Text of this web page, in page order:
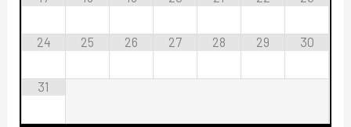
24 25 26 27 28 29 30
31